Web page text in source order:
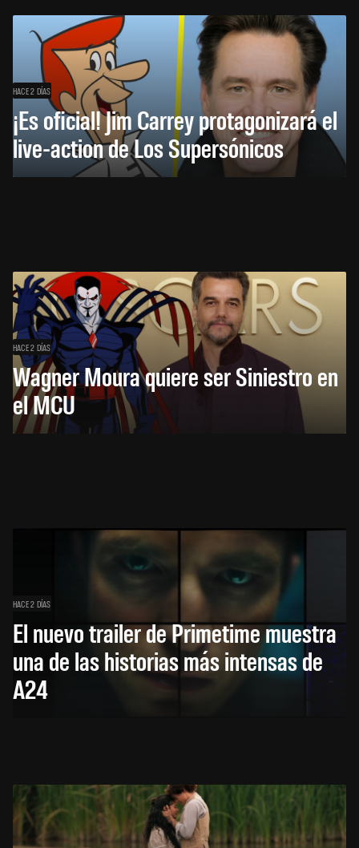
HACE 2 DÍAS
¡Es oficial! Jim Carrey protagonizará el
live-action de Los Supersónicos
HACE 2 DÍAS
Wagner Moura quiere ser Siniestro en
el MCU
HACE 2 DÍAS
El nuevo trailer de Primetime muestra
una de las historias más intensas de
A24